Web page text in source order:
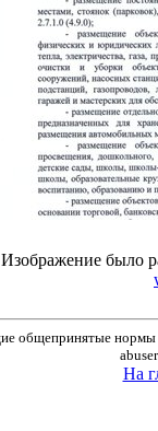
Изображение было
общепринятые нормы
На